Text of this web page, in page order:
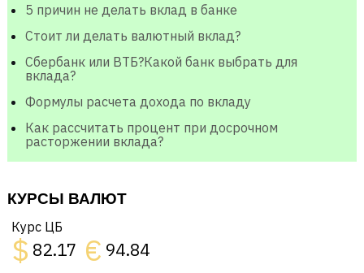
5 причин не делать вклад в банке
Стоит ли делать валютный вклад?
Сбербанк или ВТБ?Какой банк выбрать для
вклада?
Формулы расчета дохода по вкладу
Как рассчитать процент при досрочном
расторжении вклада?
КУРСЫ ВАЛЮТ
Курс ЦБ
$ 82.17 € 94.84